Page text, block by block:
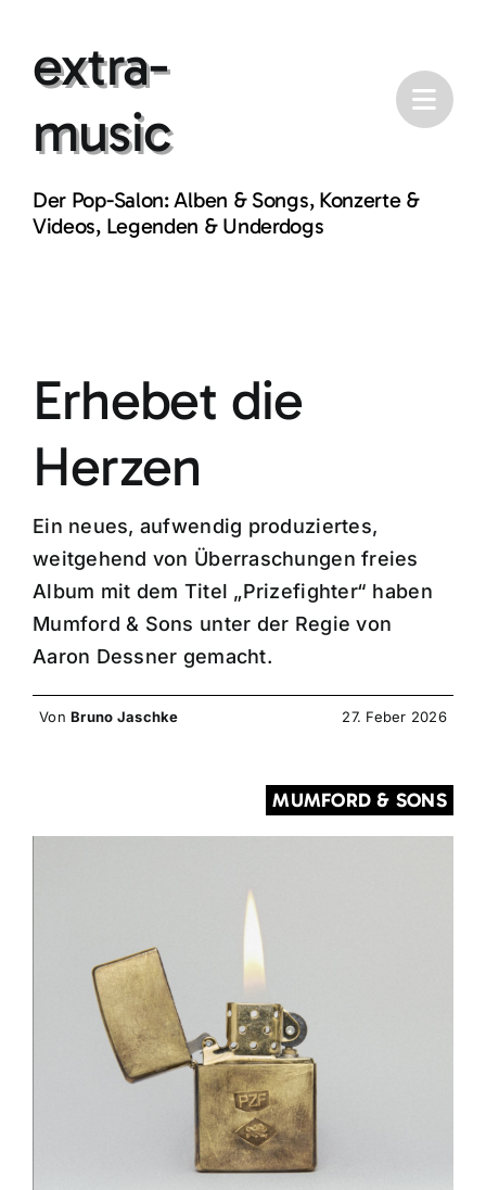
contentextra-
music
Der Pop-Salon: Alben & Songs, Konzerte &
Videos, Legenden & Underdogs
Erhebet die
Herzen
Ein neues, aufwendig produziertes,
weitgehend von Überraschungen freies
Album mit dem Titel „Prizefighter“ haben
Mumford & Sons unter der Regie von
Aaron Dessner gemacht.
VonBruno Jaschke 27. Feber 2026
MUMFORD & SONS